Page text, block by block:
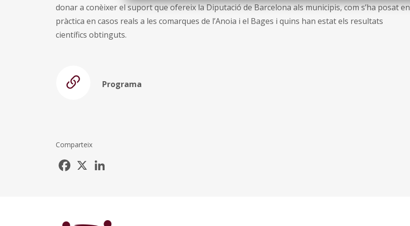
donar a conèixer el suport que ofereix la Diputació de Barcelona als municipis, com s’ha posat en
pràctica en casos reals a les comarques de l’Anoia i el Bages i quins han estat els resultats
científics obtinguts.
Programa
Comparteix
Facebook